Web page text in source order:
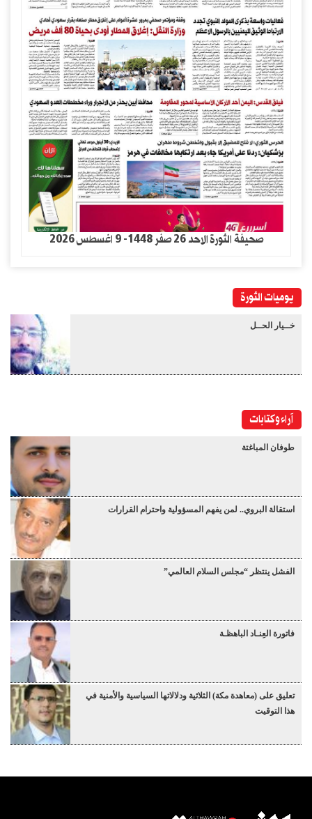
صحيفة الثورة الاحد 26 صفر 1448- 9 اغسطس 2026
يوميات الثورة
خــيار الحــل
آراء وكتابات
طوفان المباغتة
استقالة البروي.. لمن يفهم المسؤولية واحترام القرارات
الفشل ينتظر “مجلس السلام العالمي”
فاتورة العِنـاد الباهظـة
تعليق على (معاهدة مكة) الثلاثية ودلالاتها السياسية والأمنية في
هذا التوقيت